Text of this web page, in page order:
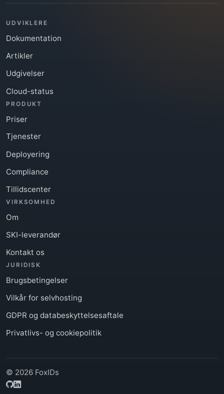
UDVIKLERE
Dokumentation
Artikler
Udgivelser
Cloud-status
PRODUKT
Priser
Tjenester
Deployering
Compliance
Tillidscenter
VIRKSOMHED
Om
SKI-leverandør
Kontakt os
JURIDISK
Brugsbetingelser
Vilkår for selvhosting
GDPR og databeskyttelsesaftale
Privatlivs- og cookiepolitik
© 2026 FoxIDs
GitHub
LinkedIn